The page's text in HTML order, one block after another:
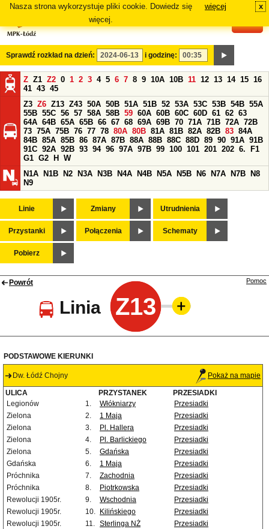
Nasza strona wykorzystuje pliki cookie. Dowiedz się
więcej.
więcej x
Sprawdź rozkład na dzień: i godzinę:
Z Z1 Z2 0 1 2 3 4 5 6 7 8 9 10A 10B 11 12 13 14 15 16
41 43 45
Z3 Z6 Z13 Z43 50A 50B 51A 51B 52 53A 53C 53B 54B 55A
55B 55C 56 57 58A 58B 59 60A 60B 60C 60D 61 62 63
64A 64B 65A 65B 66 67 68 69A 69B 70 71A 71B 72A 72B
73 75A 75B 76 77 78 80A 80B 81A 81B 82A 82B 83 84A
84B 85A 85B 86 87A 87B 88A 88B 88C 88D 89 90 91A 91B
91C 92A 92B 93 94 96 97A 97B 99 100 101 201 202 6.
F1
G1 G2 H
W
N1A
N1B N2 N3A N3B N4A N4B N5A N5B N6 N7A N7B
N8
N9
Linie Zmiany Utrudnienia
Przystanki Połączenia Schematy
Pobierz
Powrót
Linia Z13
Pomoc
PODSTAWOWE KIERUNKI
Dw. Łódź Chojny Pokaż na mapie
ULICA PRZYSTANEK
PRZESIADKI
Legionów
1. Włókniarzy
Przesiadki
Zielona
2. 1 Maja
Przesiadki
Zielona
3. Pl. Hallera
Przesiadki
Zielona
4. Pl. Barlickiego
Przesiadki
Zielona
5. Gdańska
Przesiadki
Gdańska
6. 1 Maja
Przesiadki
Próchnika
7. Zachodnia
Przesiadki
Próchnika
8. Piotrkowska
Przesiadki
Rewolucji 1905r.
9. Wschodnia
Przesiadki
Rewolucji 1905r.
10. Kilińskiego
Przesiadki
Rewolucji 1905r.
11. Sterlinga NŻ
Przesiadki